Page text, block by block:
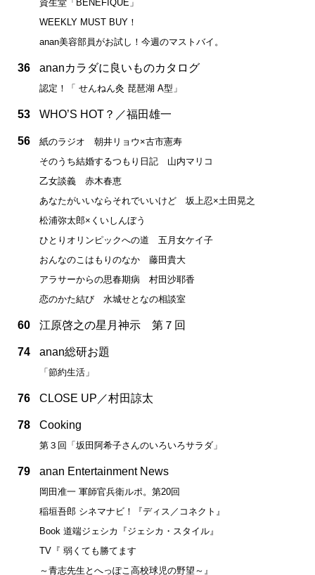
資生堂「BENEFIQUE」
WEEKLY MUST BUY！
anan美容部員がお試し！今週のマストバイ。
36 ananカラダに良いものカタログ
認定！「 せんねん灸 琵琶湖 A型」
53 WHO’S HOT？／福田雄一
56
紙のラジオ 朝井リョウ×古市憲寿
そのうち結婚するつもり日記 山内マリコ
乙女談義 赤木春恵
あなたがいいならそれでいいけど 坂上忍×土田晃之
松浦弥太郎×くいしんぼう
ひとりオリンピックへの道 五月女ケイ子
おんなのこはもりのなか 藤田貴大
アラサーからの思春期病 村田沙耶香
恋のかた結び 水城せとなの相談室
60 江原啓之の星月神示 第７回
74 anan総研お題
「節約生活」
76 CLOSE UP／村田諒太
78 Cooking
第３回「坂田阿希子さんのいろいろサラダ」
79 anan Entertainment News
岡田准一 軍師官兵衛ルポ。第20回
稲垣吾郎 シネマナビ！『ディス／コネクト』
Book 道端ジェシカ『ジェシカ・スタイル』
TV『 弱くても勝てます
～青志先生とへっぽこ高校球児の野望～』